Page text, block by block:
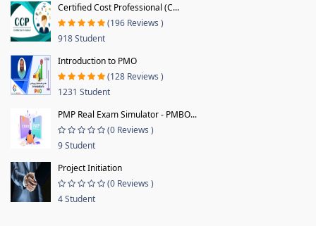
Certified Cost Professional (C...
(196 Reviews )
918 Student
Introduction to PMO
(128 Reviews )
1231 Student
PMP Real Exam Simulator - PMBO...
(0 Reviews )
9 Student
Project Initiation
(0 Reviews )
4 Student